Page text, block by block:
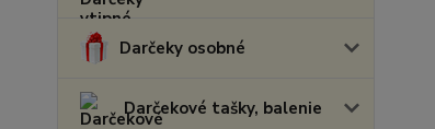
Darčeky osobné
Darčekové tašky, balenie